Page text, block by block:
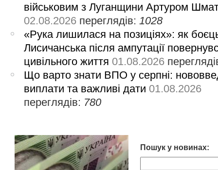
військовим з Луганщини Артуром
02.08.2026 переглядів: 1028
«Рука лишилася на позиціях»: як
Лисичанська після ампутації
цивільного життя 01.08.2026
Що варто знати ВПО у серпні:
виплати та важливі дати 01.08.2026
переглядів: 780
Пошук у новинах: